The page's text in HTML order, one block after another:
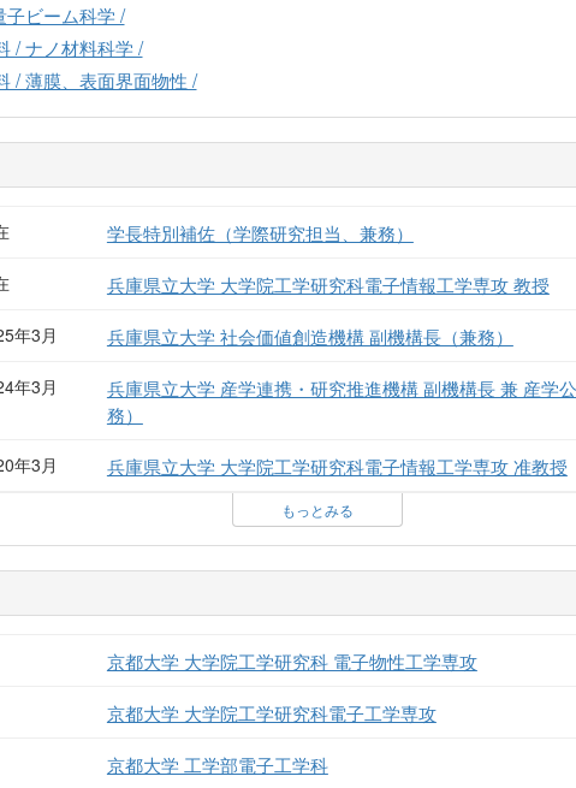
子ビーム科学 /
/ ナノ材料科学 /
/ 薄膜、表面界面物性 /
学長特別補佐（学際研究担当、兼務）
兵庫県立大学 大学院工学研究科電子情報工学専攻 教授
年3月 兵庫県立大学 社会価値創造機構 副機構長（兼務）
年3月
兵庫県立大学 産学連携・研究推進機構 副機構長 兼 産学
務）
年3月 兵庫県立大学 大学院工学研究科電子情報工学専攻 准教授
もっとみる
京都大学 大学院工学研究科 電子物性工学専攻
京都大学 大学院工学研究科電子工学専攻
京都大学 工学部電子工学科